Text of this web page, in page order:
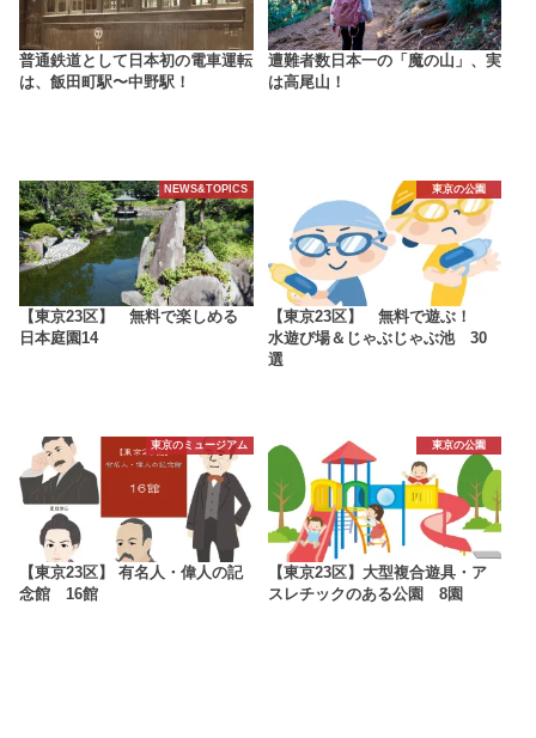
普通鉄道として日本初の電車運転
は、飯田町駅〜中野駅！
遭難者数日本一の「魔の山」、実
は高尾山！
NEWS&TOPICS
【東京23区】 無料で楽しめる
日本庭園14
東京の公園
【東京23区】 無料で遊ぶ！
水遊び場＆じゃぶじゃぶ池 30
選
東京のミュージアム
【東京23区】 有名人・偉人の記
念館 16館
東京の公園
【東京23区】大型複合遊具・ア
スレチックのある公園 8園